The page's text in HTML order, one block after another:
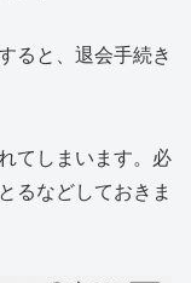
ると、退会手続き
てしまいます。必
るなどしておきま